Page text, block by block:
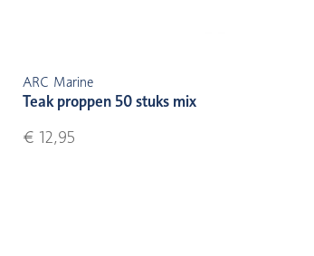
ARC Marine
Teak proppen 50 stuks mix
€ 12,95